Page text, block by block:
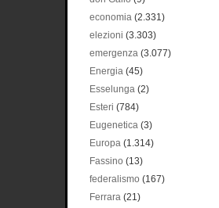
economia (2.331)
elezioni (3.303)
emergenza (3.077)
Energia (45)
Esselunga (2)
Esteri (784)
Eugenetica (3)
Europa (1.314)
Fassino (13)
federalismo (167)
Ferrara (21)